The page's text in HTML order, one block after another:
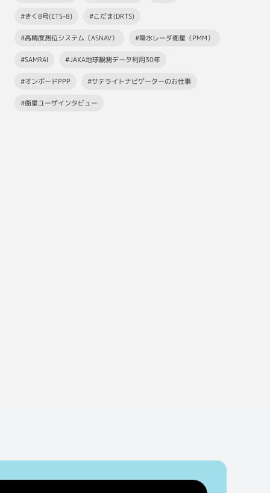
#きく8号(ETS-8) #こだま(DRTS)
#高精度測位システム（ASNAV） #降水レーダ衛星（PMM）
#SAMRAI #JAXA地球観測データ利用30年
#オンボードPPP #サテライトナビゲーターのお仕事
#衛星ユーザインタビュー